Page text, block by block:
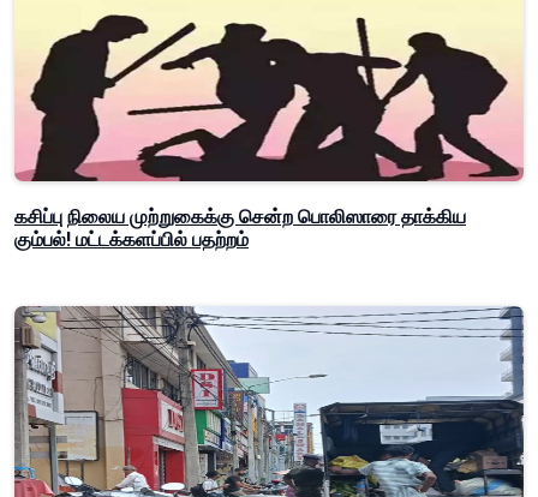
கசிப்பு நிலைய முற்றுகைக்கு சென்ற பொலிஸாரை தாக்கிய
கும்பல்! மட்டக்களப்பில் பதற்றம்